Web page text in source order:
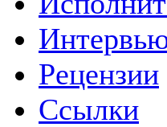
Рецензии
Ссылки